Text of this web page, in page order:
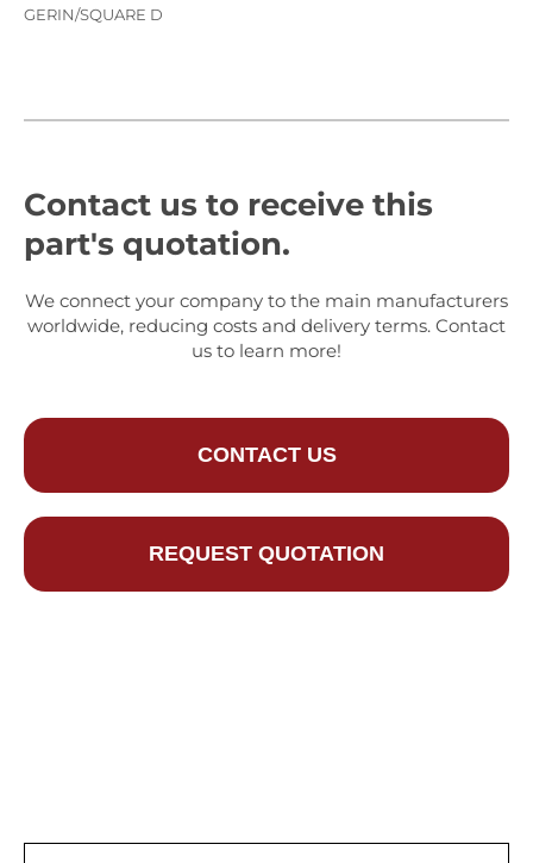
GERIN/SQUARE D
Contact us to receive this
part's quotation.
We connect your company to the main manufacturers
worldwide, reducing costs and delivery terms. Contact
us to learn more!
CONTACT US
REQUEST QUOTATION